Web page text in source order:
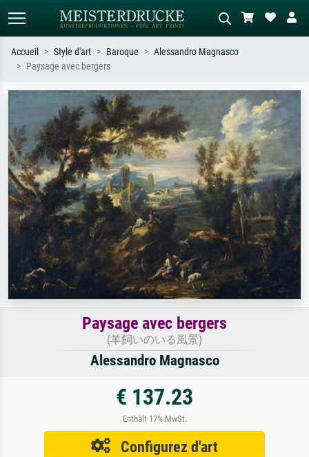
Recherchez par artiste, titre ou style –
ex. Monet, Nuit étoilée,
impressionnisme, vague de Hokusai,
nu.
Décrivez la scène – ex. prairie verte,
abstrait avec beaucoup de rouge,
tableau sombre, nu debout près d'un
arbre.
Accueil Style d'art Baroque
Alessandro Magnasco
Paysage avec bergers
Paysage avec bergers
(羊飼いのいる風景)
Alessandro Magnasco
€ 137.23
Enthält 17% MwSt.
Configurez d'art